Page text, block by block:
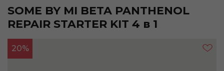
SOME BY MI BETA PANTHENOL
REPAIR STARTER KIT 4 в 1
20%